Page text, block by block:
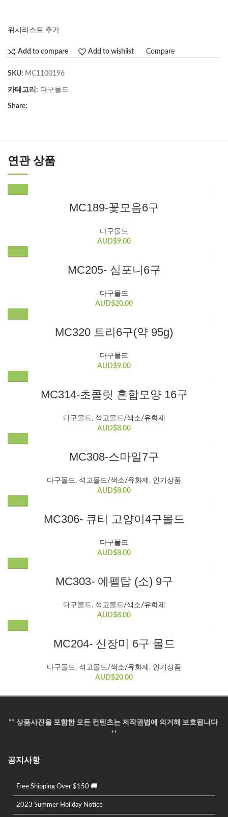
위시리스트 추가
Add to compare Add to wishlist Compare
SKU: MC1100196
카테고리: 다구몰드
Share:
연관 상품
MC189-꽃모음6구
다구몰드
AUD$9.00
MC205- 심포니6구
다구몰드
AUD$20.00
MC320 트리6구(약 95g)
다구몰드
AUD$9.00
MC314-초콜릿 혼합모양 16구
다구몰드, 석고몰드/색소/유화제
AUD$8.00
MC308-스마일7구
다구몰드, 석고몰드/색소/유화제 , 인기상품
AUD$8.00
MC306- 큐티 고양이4구몰드
다구몰드
AUD$8.00
MC303- 에펠탑 (소) 9구
다구몰드, 석고몰드/색소/유화제
AUD$8.00
MC204- 신장미 6구 몰드
다구몰드, 석고몰드/색소/유화제 , 인기상품
AUD$20.00
** 상품사진을 포함한 모든 컨텐츠는 저작권법에 의거해 보호됩니다
**
공지사항
Free Shipping Over $150 🚚
2023 Summer Holiday Notice